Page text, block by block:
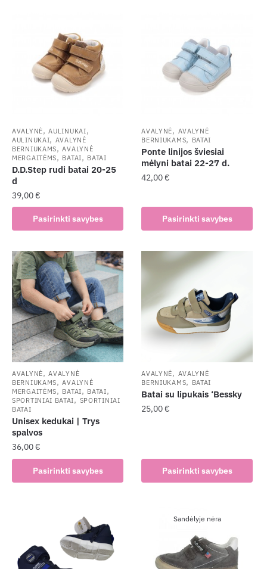
options
the
product
page
the
product
page
AVALYNĖ,AULINUKAI,
AULINUKAI, AVALYNĖ
BERNIUKAMS,AVALYNĖ
MERGAITĖMS, BATAI, BATAI
D.D.Step rudi batai 20-25
d
39,00€
Pasirinkti savybes
product
multiple
variants.
The
options
may
be
chosen
on
the
product
page
AVALYNĖ, AVALYNĖ
BERNIUKAMS, BATAI
Ponte linijos šviesiai
mėlyni batai 22-27 d.
42,00€
Pasirinkti savybes
product
variants.
The
options
be
chosen
product
page
AVALYNĖ,AVALYNĖ
BERNIUKAMS,AVALYNĖ
MERGAITĖMS, BATAI, BATAI,
SPORTINIAI BATAI, SPORTINIAI
BATAI
Unisex kedukai | Trys
spalvos
36,00€
Pasirinkti savybes
product
options
AVALYNĖ, AVALYNĖ
BERNIUKAMS, BATAI
Batai su lipukais ‘Bessky
25,00€
Pasirinkti savybes
has
multiple
variants.
chosen
Sandėlyje nėra